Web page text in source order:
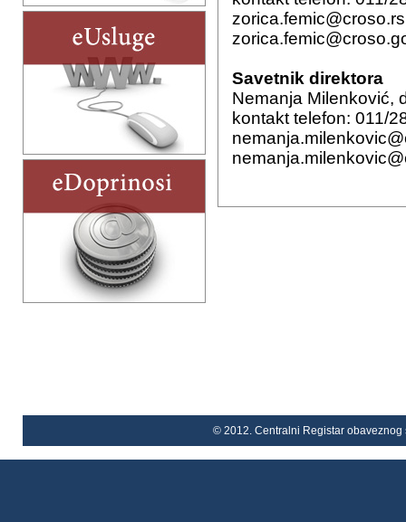
zorica.femic@croso.rs
Savetnik direktora
Nemanja Milenković,
kontakt telefon: 011/
© 2012. Centralni Registar obaveznog